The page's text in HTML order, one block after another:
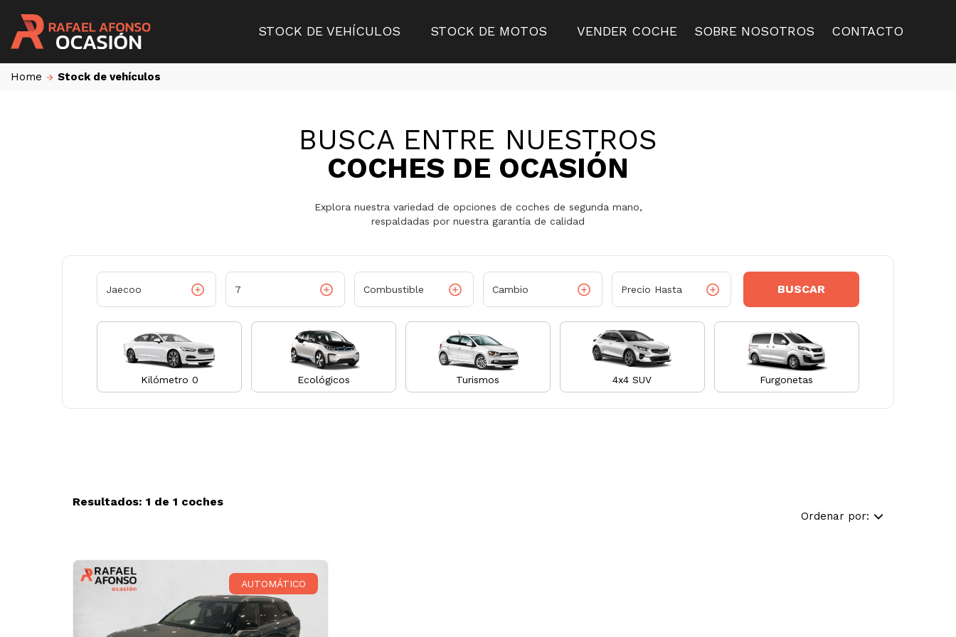
STOCK DE VEHÍCULOS STOCK DE MOTOS VENDER COCHE SOBRE NOSOTROS CONTACTO
Home Stock de vehículos
BUSCA ENTRE NUESTROS
COCHES DE OCASIÓN
Explora nuestra variedad de opciones de coches de segunda mano,
respaldadas por nuestra garantía de calidad
Jaecoo 7 Combustible Cambio Precio Hasta BUSCAR
Kilómetro 0 Ecológicos Turismos 4x4 SUV Furgonetas
Resultados: 1 de 1 coches
Ordenar por:
AUTOMÁTICO